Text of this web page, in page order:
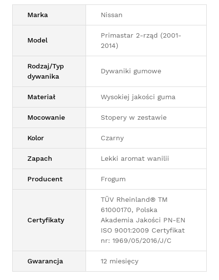
Marka Nissan
Model
Primastar 2-rząd (2001-
2014)
Rodzaj/Typ
dywanika
Dywaniki gumowe
Materiał Wysokiej jakości guma
Mocowanie Stopery w zestawie
Kolor Czarny
Zapach Lekki aromat wanilii
Producent Frogum
Certyfikaty
TÜV Rheinland® TM
61000170, Polska
Akademia Jakości PN-EN
ISO 9001:2009 Certyfikat
nr: 1969/05/2016/J/C
Gwarancja 12 miesięcy